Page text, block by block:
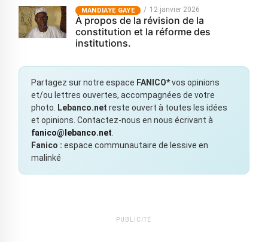
MANDIAYE GAYE 12 janvier 2026
À propos de la révision de la
constitution et la réforme des
institutions.
Partagez sur notre espace FANICO*vos opinions
et/ou lettres ouvertes, accompagnées de votre
photo.
Lebanco.net reste ouvert à toutes les idées
et opinions. Contactez-nous en nous écrivant à
fanico@lebanco.net
Fanico : espace communautaire de lessive en
malinké
PUBLICITÉ